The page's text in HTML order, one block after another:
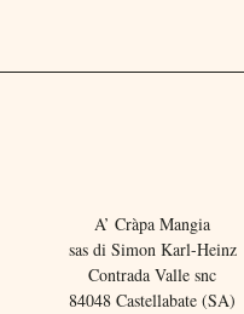
A’ Cràpa Mangia
sas di Simon Karl-Heinz
Contrada Valle snc
84048 Castellabate (SA)